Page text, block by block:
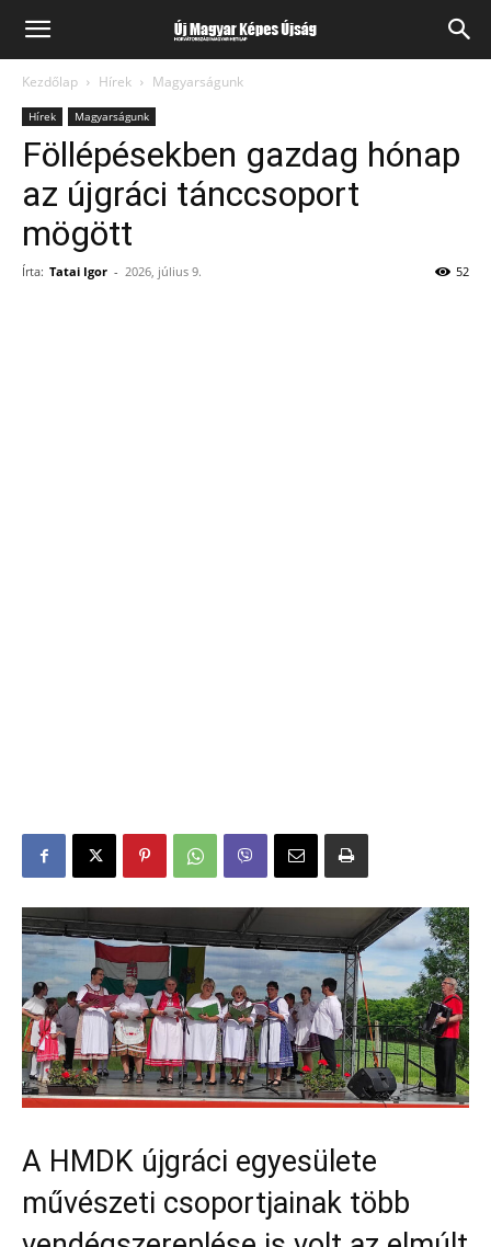
Kezdőlap Hírek Magyarságunk
Hírek Magyarságunk
Föllépésekben gazdag hónap
az újgráci tánccsoport
mögött
Írta: Tatai Igor - 2026, július 9. 52
A HMDK újgráci egyesülete
művészeti csoportjainak több